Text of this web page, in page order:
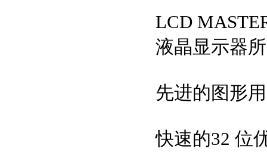
LCD
液晶显示器
先进的图形
快速的32 位